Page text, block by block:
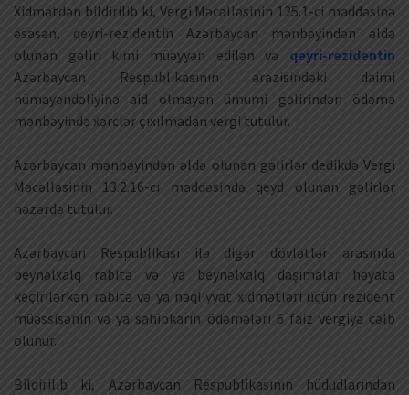
Xidmətdən bildirilib ki, Vergi Məcəlləsinin 125.1-ci maddəsinə
əsasən, qeyri-rezidentin Azərbaycan mənbəyindən əldə
olunan gəliri kimi müəyyən edilən və qeyri-rezidentin
Azərbaycan Respublikasının ərazisindəki daimi
nümayəndəliyinə aid olmayan ümumi gəlirindən ödəmə
mənbəyində xərclər çıxılmadan vergi tutulur.
Azərbaycan mənbəyindən əldə olunan gəlirlər dedikdə Vergi
Məcəlləsinin 13.2.16-cı maddəsində qeyd olunan gəlirlər
nəzərdə tutulur.
Azərbaycan Respublikası ilə digər dövlətlər arasında
beynəlxalq rabitə və ya beynəlxalq daşımalar həyata
keçirilərkən rabitə və ya nəqliyyat xidmətləri üçün rezident
müəssisənin və ya sahibkarın ödəmələri 6 faiz vergiyə cəlb
olunur.
Bildirilib ki, Azərbaycan Respublikasının hüdudlarından